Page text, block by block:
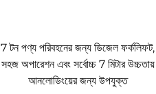
7 টন পণ্য পরিবহনের জন্য ডিজেল ফর্কলিফট,
সহজ অপারেশন এবং সর্বোচ্চ 7 মিটার উচ্চতায়
আনলোডিংয়ের জন্য উপযুক্ত